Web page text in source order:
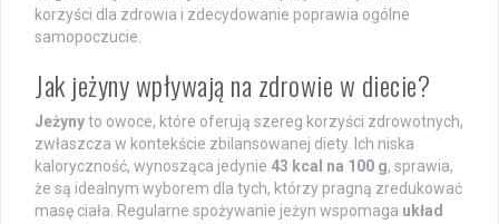
korzyści dla zdrowia i zdecydowanie poprawia ogólne
samopoczucie.
Jak jeżyny wpływają na zdrowie w diecie?
Jeżynyto owoce, które oferują szereg korzyści zdrowotnych,
zwłaszcza w kontekście zbilansowanej diety. Ich niska
kaloryczność, wynosząca jedynie 43 kcal na 100 g, sprawia,
że są idealnym wyborem dla tych, którzy pragną zredukować
masę ciała. Regularne spożywanie jeżyn wspomaga układ